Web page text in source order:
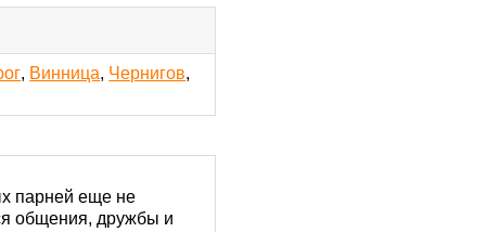
, Винница, Чернигов,
парней еще не
общения, дружбы и